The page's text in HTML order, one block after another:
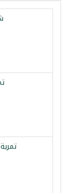
تمرية